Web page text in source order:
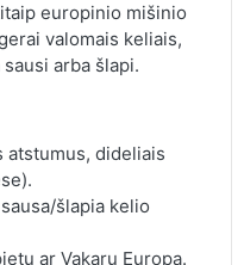
europinio mišinio
valomais keliais,
arba šlapi.
atstumus, dideliais
šlapia kelio
ar Vakarų Europa.